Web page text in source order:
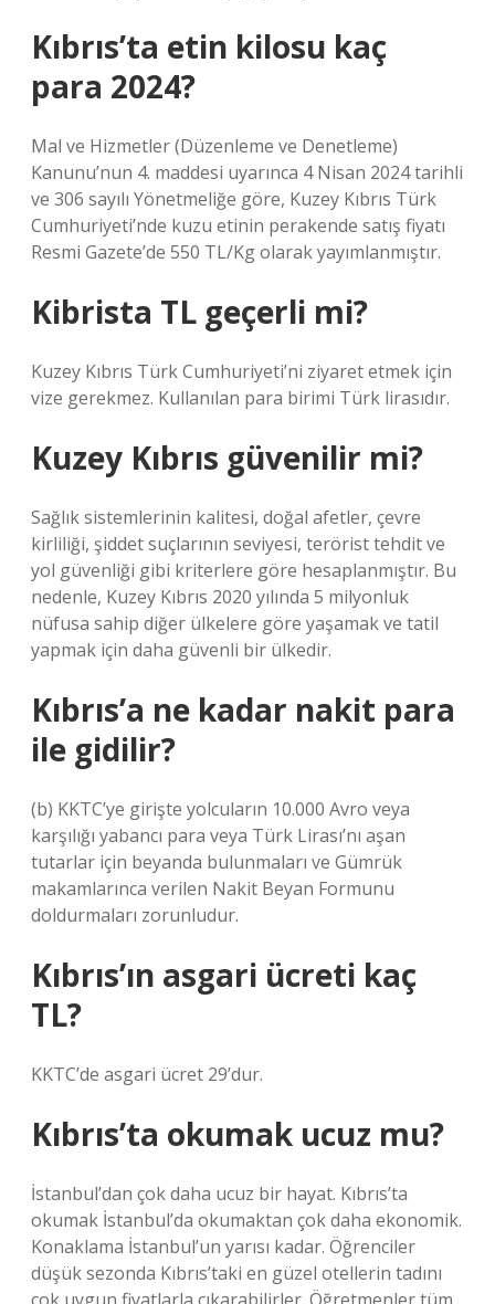
Kıbrıs’ta etin kilosu kaç
para 2024?
Mal ve Hizmetler (Düzenleme ve Denetleme)
Kanunu’nun 4. maddesi uyarınca 4 Nisan 2024 tarihli
ve 306 sayılı Yönetmeliğe göre, Kuzey Kıbrıs Türk
Cumhuriyeti’nde kuzu etinin perakende satış fiyatı
Resmi Gazete’de 550 TL/Kg olarak yayımlanmıştır.
Kibrista TL geçerli mi?
Kuzey Kıbrıs Türk Cumhuriyeti’ni ziyaret etmek için
vize gerekmez. Kullanılan para birimi Türk lirasıdır.
Kuzey Kıbrıs güvenilir mi?
Sağlık sistemlerinin kalitesi, doğal afetler, çevre
kirliliği, şiddet suçlarının seviyesi, terörist tehdit ve
yol güvenliği gibi kriterlere göre hesaplanmıştır. Bu
nedenle, Kuzey Kıbrıs 2020 yılında 5 milyonluk
nüfusa sahip diğer ülkelere göre yaşamak ve tatil
yapmak için daha güvenli bir ülkedir.
Kıbrıs’a ne kadar nakit para
ile gidilir?
(b) KKTC’ye girişte yolcuların 10.000 Avro veya
karşılığı yabancı para veya Türk Lirası’nı aşan
tutarlar için beyanda bulunmaları ve Gümrük
makamlarınca verilen Nakit Beyan Formunu
doldurmaları zorunludur.
Kıbrıs’ın asgari ücreti kaç
TL?
KKTC’de asgari ücret 29’dur.
Kıbrıs’ta okumak ucuz mu?
İstanbul’dan çok daha ucuz bir hayat. Kıbrıs’ta
okumak İstanbul’da okumaktan çok daha ekonomik.
Konaklama İstanbul’un yarısı kadar. Öğrenciler
düşük sezonda Kıbrıs’taki en güzel otellerin tadını